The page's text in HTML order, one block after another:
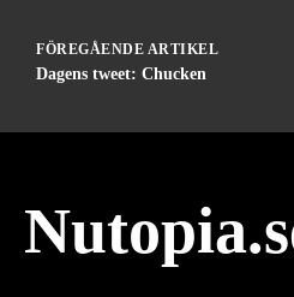
FÖREGÅENDE ARTIKEL
Dagens tweet: Chucken